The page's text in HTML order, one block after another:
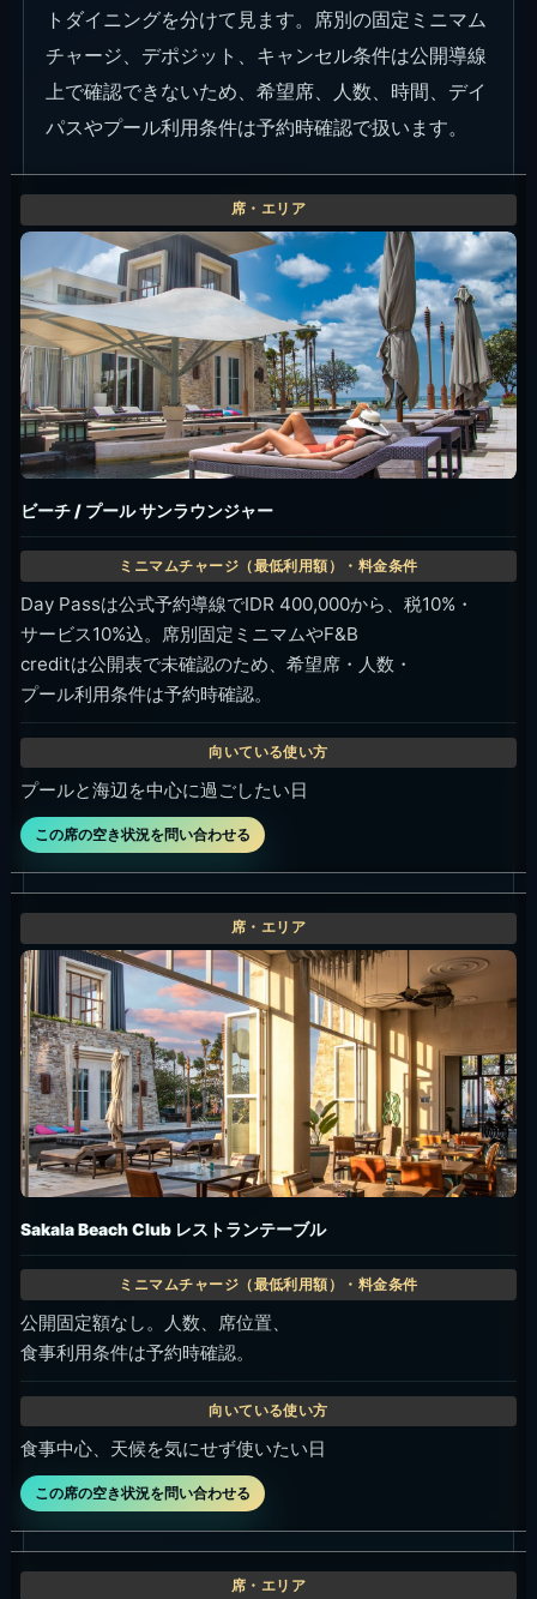
creditは公開表で未確認のため、希望席・人数・
プール利用条件は予約時確認。
プールと海辺を中心に過ごしたい日
Sakala Beach Club レストランテーブル
公開固定額なし。人数、席位置、
食事利用条件は予約時確認。
食事中心、天候を気にせず使いたい日
この席の空き状況を問い合わせる
夜のビーチフロントダイニング
公開固定額なし。イベント/
特別ディナー時は通常席と条件が変わる場合があるため予約
時確認。
夕食、記念日、海辺の夜利用